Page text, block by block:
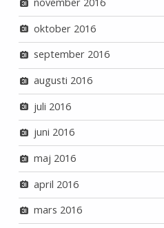
oktober 2016
september 2016
augusti 2016
juli 2016
juni 2016
maj 2016
april 2016
mars 2016